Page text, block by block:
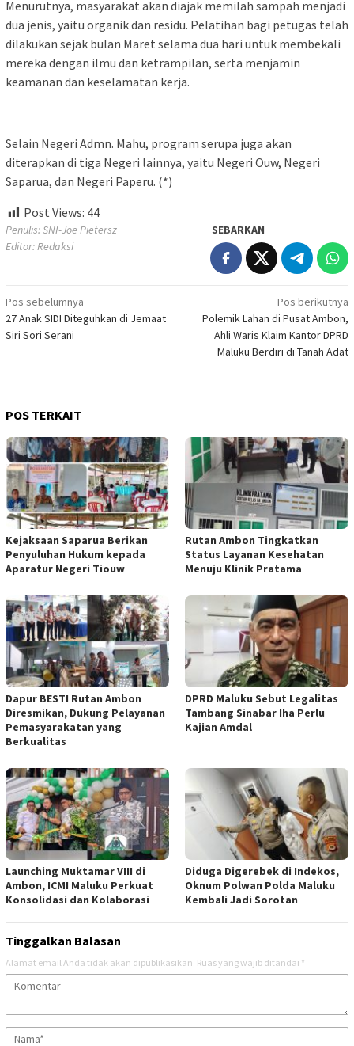
Menurutnya, masyarakat akan diajak memilah sampah menjadi
dua jenis, yaitu organik dan residu. Pelatihan bagi petugas telah
dilakukan sejak bulan Maret selama dua hari untuk membekali
mereka dengan ilmu dan ketrampilan, serta menjamin
keamanan dan keselamatan kerja.
Selain Negeri Admn. Mahu, program serupa juga akan
diterapkan di tiga Negeri lainnya, yaitu Negeri Ouw, Negeri
Saparua, dan Negeri Paperu. (*)
Post Views: 44
Penulis: SNI-Joe Pietersz
Editor: Redaksi
SEBARKAN
Navigasi
pos
Pos sebelumnya
27 Anak SIDI Diteguhkan di Jemaat
Siri Sori Serani
Pos berikutnya
Polemik Lahan di Pusat Ambon,
Ahli Waris Klaim Kantor DPRD
Maluku Berdiri di Tanah Adat
POS TERKAIT
Kejaksaan Saparua Berikan
Penyuluhan Hukum kepada
Aparatur Negeri Tiouw
Rutan Ambon Tingkatkan
Status Layanan Kesehatan
Menuju Klinik Pratama
Dapur BESTI Rutan Ambon
Diresmikan, Dukung Pelayanan
Pemasyarakatan yang
Berkualitas
DPRD Maluku Sebut Legalitas
Tambang Sinabar Iha Perlu
Kajian Amdal
Launching Muktamar VIII di
Ambon, ICMI Maluku Perkuat
Konsolidasi dan Kolaborasi
Diduga Digerebek di Indekos,
Oknum Polwan Polda Maluku
Kembali Jadi Sorotan
Tinggalkan Balasan
Alamat email Anda tidak akan dipublikasikan. Ruas yang wajib ditandai *